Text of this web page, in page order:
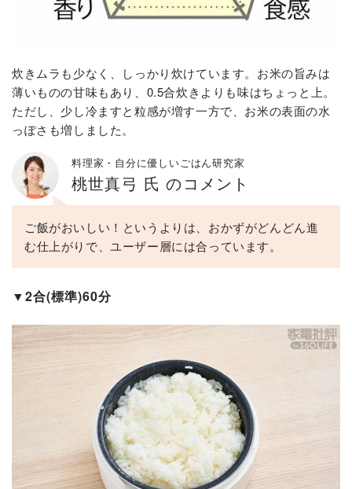
炊きムラも少なく、しっかり炊けています。お米の旨みは
薄いものの甘味もあり、0.5合炊きよりも味はちょっと上。
ただし、少し冷ますと粒感が増す一方で、お米の表面の水
っぽさも増しました。
料理家・自分に優しいごはん研究家
桃世真弓 氏 のコメント
ご飯がおいしい！というよりは、おかずがどんどん進
む仕上がりで、ユーザー層には合っています。
▼2合(標準)60分